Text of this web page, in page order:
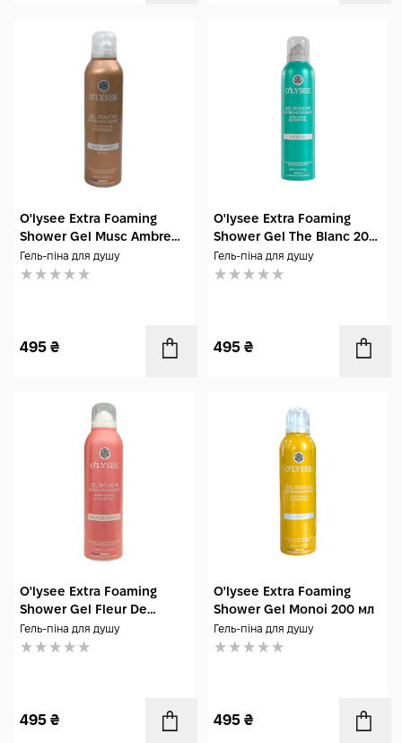
O'lysee Extra Foaming
Shower Gel Musc Ambre
200 мл
Гель-піна для душу
495 ₴
O'lysee Extra Foaming
Shower Gel The Blanc 200
мл
Гель-піна для душу
495 ₴
O'lysee Extra Foaming
Shower Gel Fleur De
Cerisier 200 мл
Гель-піна для душу
495 ₴
O'lysee Extra Foaming
Shower Gel Monoi 200 мл
Гель-піна для душу
495 ₴